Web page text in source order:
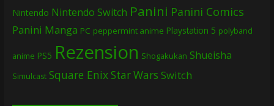
Nintendo Nintendo Switch Panini Panini Comics
Panini Manga PC peppermint anime Playstation 5 polyband
anime PS5 Rezension Shogakukan Shueisha
Simulcast Square EnixStar Wars Switch